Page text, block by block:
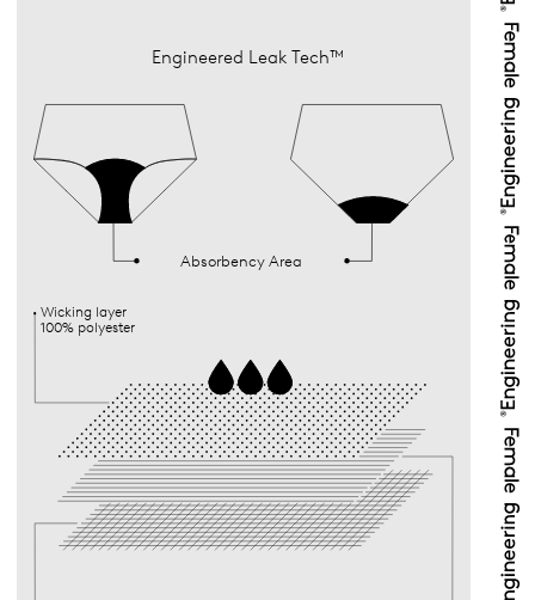
Engineered Leak Tech™
Absorbency Area
Wicking layer
100% polyester